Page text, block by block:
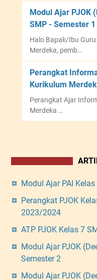
Modul Ajar PJOK
SMP - Semester 1
Halo Bapak/Ibu
Merdeka, pemb…
Perangkat
Kurikulum
Perangkat Ajar
Merdeka …
Modul Ajar PAI
Perangkat PJOK
2023/2024
ATP PJOK Kelas 7
Modul Ajar PJOK
Semester 2
Modul Ajar PJOK